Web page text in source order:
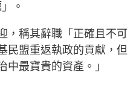
。
，稱其辭職「正確且不可
民盟重返執政的貢獻，但
中最寶貴的資產。」